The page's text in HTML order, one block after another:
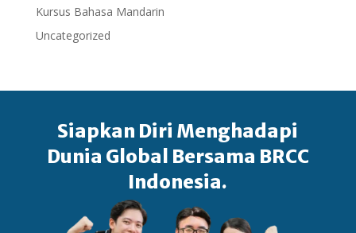
Kursus Bahasa Mandarin
Uncategorized
Siapkan Diri Menghadapi
Dunia Global Bersama BRCC
Indonesia.